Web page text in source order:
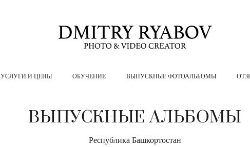
УСЛУГИ И ЦЕНЫ ОБУЧЕНИЕ ВЫПУСКНЫЕ ФОТОАЛЬБОМЫ
ВЫПУСКНЫЕ АЛЬБОМЫ
Республика Башкортостан